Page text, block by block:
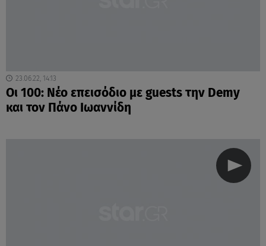
23.06.22, 14:13
Οι 100: Νέο επεισόδιο με guests την Demy
και τον Πάνο Ιωαννίδη